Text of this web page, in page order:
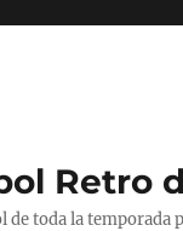
Retro
toda la temporada